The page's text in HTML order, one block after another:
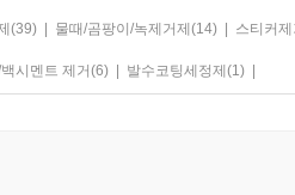
(39) 물때/곰팡이/녹제거제 (14) 스티커제
시멘트 제거 (6) 발수코팅세정제 (1)